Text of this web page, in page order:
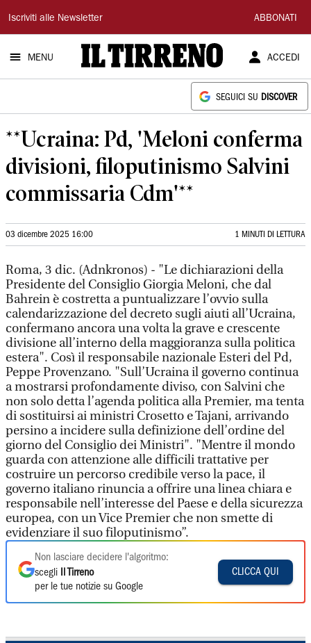
Il
Tirreno
Iscriviti alle Newsletter ABBONATI
MENU ACCEDI
SEGUICI SU DISCOVER
**Ucraina: Pd, 'Meloni conferma
divisioni, filoputinismo Salvini
commissaria Cdm'**
03 dicembre 2025 16:00 1 MINUTI DI LETTURA
Roma, 3 dic. (Adnkronos) - "Le dichiarazioni della
Presidente del Consiglio Giorgia Meloni, che dal
Bahrein è costretta a puntualizzare l’ovvio sulla
calendarizzazione del decreto sugli aiuti all’Ucraina,
confermano ancora una volta la grave e crescente
divisione all’interno della maggioranza sulla politica
estera". Così il responsabile nazionale Esteri del Pd,
Peppe Provenzano. "Sull’Ucraina il governo continua
a mostrarsi profondamente diviso, con Salvini che
non solo detta l’agenda politica alla Premier, ma tenta
di sostituirsi ai ministri Crosetto e Tajani, arrivando
persino a incidere sulla definizione dell’ordine del
giorno del Consiglio dei Ministri". "Mentre il mondo
guarda con attenzione alle difficili trattative per
costruire un percorso credibile verso la pace, il
governo italiano rinuncia a offrire una linea chiara e
responsabile nell’interesse del Paese e della sicurezza
europea, con un Vice Premier che non smette di
evidenziare il suo filoputinismo”.
Non lasciare decidere l'algoritmo:
scegli
Il Tirreno
per le tue notizie su Google
CLICCA QUI